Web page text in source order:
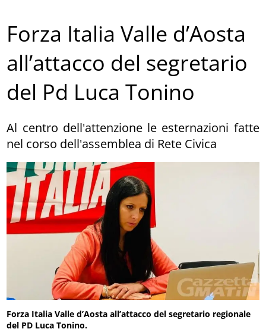
Forza Italia Valle d’Aosta
all’attacco del segretario
del Pd Luca Tonino
Al centro dell'attenzione le esternazioni fatte
nel corso dell'assemblea di Rete Civica
Forza Italia Valle d’Aosta all’attacco del segretario regionale
del PD Luca Tonino.